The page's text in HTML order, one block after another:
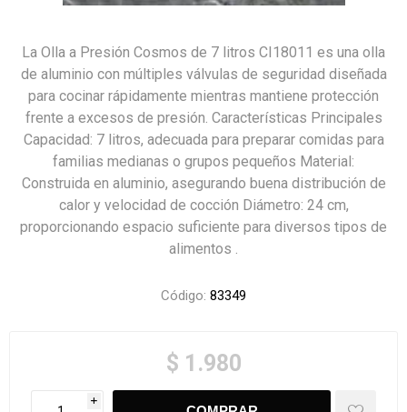
La Olla a Presión Cosmos de 7 litros CI18011 es una olla
de aluminio con múltiples válvulas de seguridad diseñada
para cocinar rápidamente mientras mantiene protección
frente a excesos de presión. Características Principales
Capacidad: 7 litros, adecuada para preparar comidas para
familias medianas o grupos pequeños Material:
Construida en aluminio, asegurando buena distribución de
calor y velocidad de cocción Diámetro: 24 cm,
proporcionando espacio suficiente para diversos tipos de
alimentos .
Código: 83349
$ 1.980
i